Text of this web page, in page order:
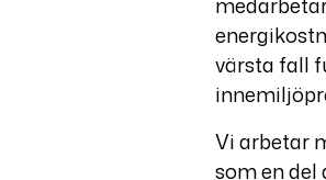
värsta fall
Vi arbetar
som en del